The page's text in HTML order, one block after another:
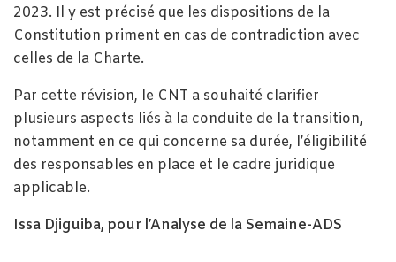
2023. Il y est précisé que les dispositions de la
Constitution priment en cas de contradiction avec
celles de la Charte.
Par cette révision, le CNT a souhaité clarifier
plusieurs aspects liés à la conduite de la transition,
notamment en ce qui concerne sa durée, l’éligibilité
des responsables en place et le cadre juridique
applicable.
Issa Djiguiba, pour l’Analyse de la Semaine-ADS